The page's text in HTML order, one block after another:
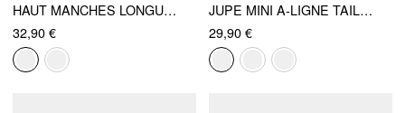
HAUT MANCHES LONGUES À ENCOLURE DÉGAGÉE STYLE COL BÉNITIER CÔTELÉ, FINITION DENTELLE
32,90 €
JUPE MINI A-LIGNE TAILLE BASSE À NŒUD LATÉRAL
29,90 €